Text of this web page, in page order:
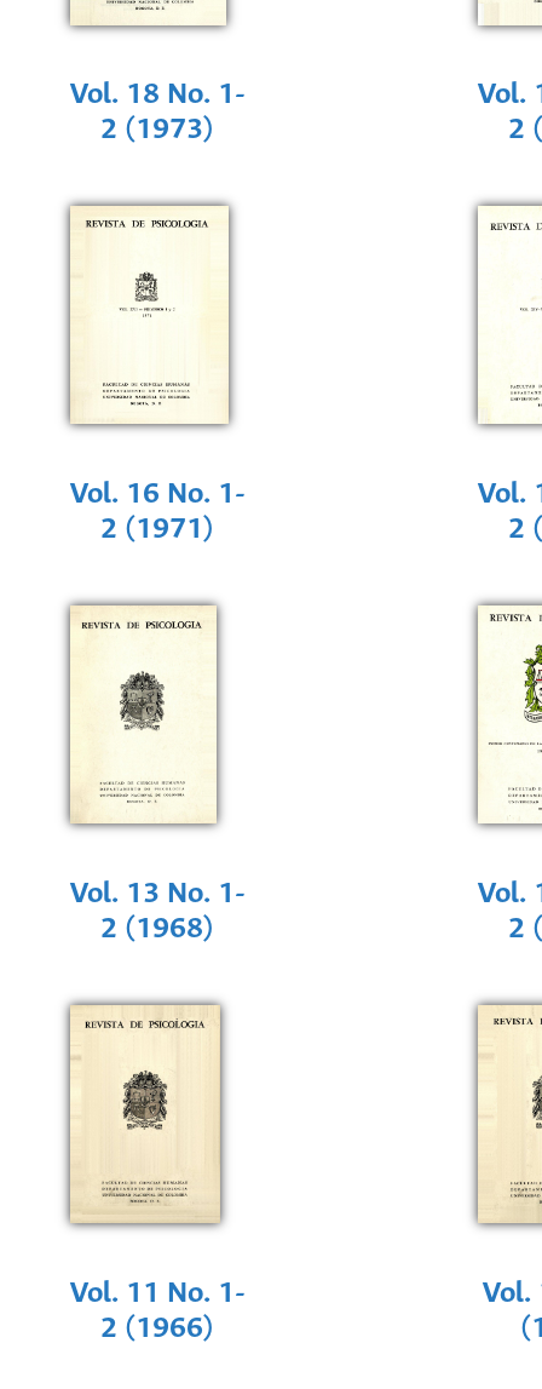
Vol. 18 No. 1-
2 (1973)
Vol.
2
Vol. 16 No. 1-
2 (1971)
Vol.
2
Vol. 13 No. 1-
2 (1968)
Vol.
2
Vol. 11 No. 1-
2 (1966)
Vol.